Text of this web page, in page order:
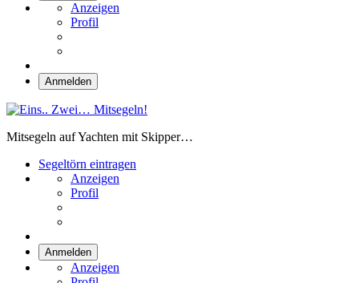
Anzeigen
Profil
Anmelden
Mitsegeln auf Yachten mit Skipper…
Segeltörn eintragen
Anzeigen
Profil
Anmelden
Anzeigen